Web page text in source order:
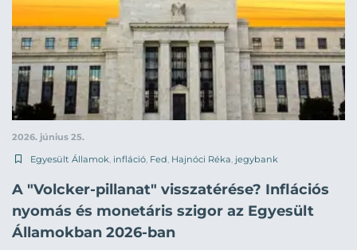
2026. június 25.
Egyesült Államok, infláció, Fed, Hajnóci Réka, jegybank
A "Volcker-pillanat" visszatérése? Inflációs
nyomás és monetáris szigor az Egyesült
Államokban 2026-ban